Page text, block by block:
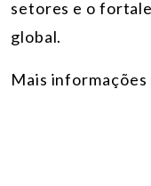
setores e o
global.
Mais